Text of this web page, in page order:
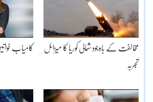
کامیاب خواتین کی مخالفت کے باوجود شمالی کوریا کا میزائل
تجربہ